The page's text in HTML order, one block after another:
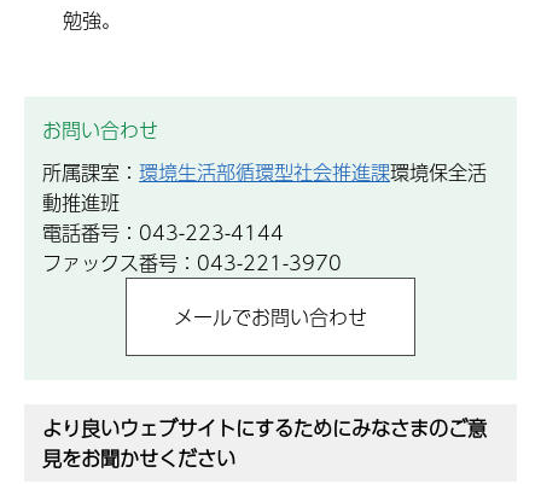
勉強。
お問い合わせ
所属課室： 環境生活部循環型社会推進課環境保全活
動推進班
電話番号：043-223-4144
ファックス番号：043-221-3970
より良いウェブサイトにするためにみなさまのご意
見をお聞かせください